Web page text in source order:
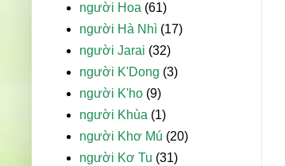
người Hoa (61)
người Hà Nhì (17)
người Jarai (32)
người K'Dong (3)
người K'ho (9)
người Khùa (1)
người Khơ Mú (20)
người Kơ Tu (31)